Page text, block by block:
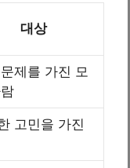
대상
제를 가진 모
고민을 가진